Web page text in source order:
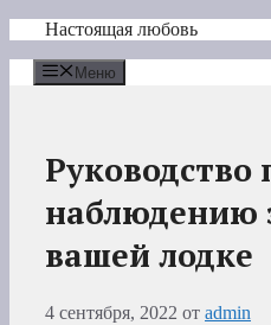
Перейти
содержимому
Настоящая любовь
Меню
Руководство
наблюдению
вашей лодке
4 сентября, 2022 от admin